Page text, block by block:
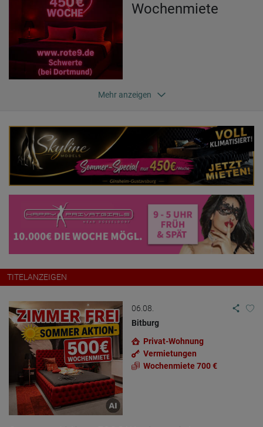
Wochenmiete
Mehr anzeigen
TITELANZEIGEN
06.08.
Bitburg
Privat-Wohnung
Vermietungen
Wochenmiete 700 €